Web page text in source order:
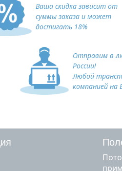
Ваша скидка зависит от
суммы заказа и может
достигать 18%
Отправим в
России!
Любой
компанией на